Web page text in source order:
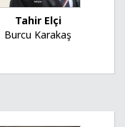
Tahir Elçi
Burcu Karakaş